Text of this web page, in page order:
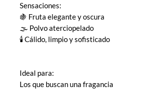
Sensaciones:
🍇 Fruta elegante y oscura
🌫 Polvo aterciopelado
🕯 Cálido, limpio y sofisticado
Ideal para:
Los que buscan una fragancia